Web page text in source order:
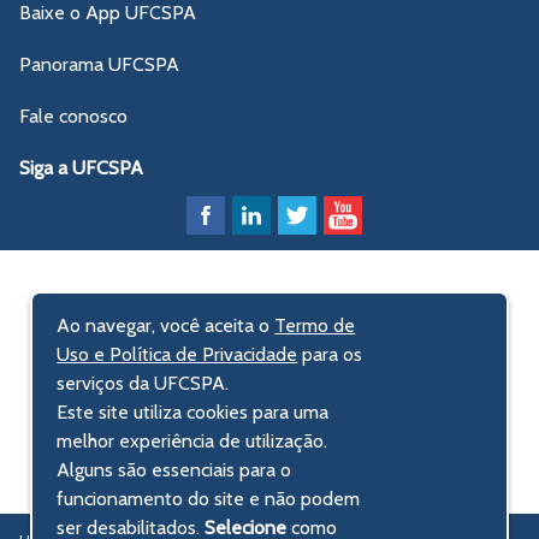
Baixe o App UFCSPA
Panorama UFCSPA
Fale conosco
Siga a UFCSPA
Ao navegar, você aceita o Termo de
Uso e Política de Privacidade para os
serviços da UFCSPA.
Este site utiliza cookies para uma
melhor experiência de utilização.
Alguns são essenciais para o
funcionamento do site e não podem
ser desabilitados.Selecionecomo